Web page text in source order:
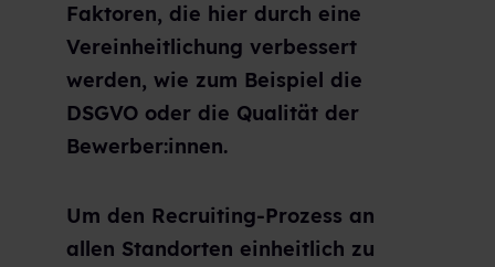
Faktoren, die hier durch eine
Vereinheitlichung verbessert
werden, wie zum Beispiel die
DSGVO oder die Qualität der
Bewerber:innen.
Um den Recruiting-Prozess an
allen Standorten einheitlich zu